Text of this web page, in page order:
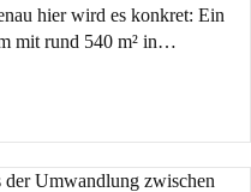
hier wird es konkret: Ein
mit rund 540 m² in…